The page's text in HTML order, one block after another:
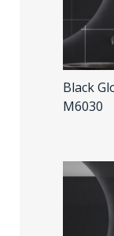
Black
M6030